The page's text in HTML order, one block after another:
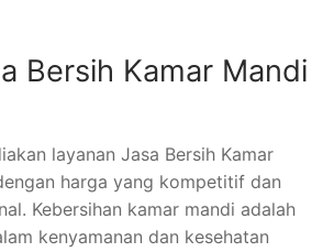
Bersih Kamar Mandi
layanan Jasa Bersih Kamar
harga yang kompetitif dan
Kebersihan kamar mandi adalah
kenyamanan dan kesehatan